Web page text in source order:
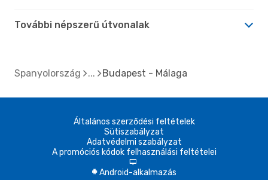
További népszerű útvonalak
Spanyolország Budapest - Málaga
Általános szerződési feltételek
Sütiszabályzat
Adatvédelmi szabályzat
A promóciós kódok felhasználási feltételei
d
A Android-alkalmazás